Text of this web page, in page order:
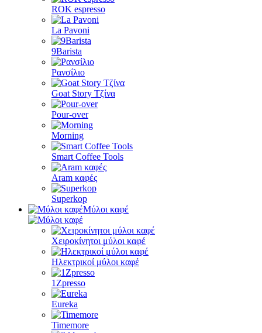
ROK espresso
La Pavoni
9Barista
Ρανσίλιο
Goat Story Τζίνα
Pour-over
Morning
Smart Coffee Tools
Aram καφές
Superkop
Μύλοι καφέ
Χειροκίνητοι μύλοι καφέ
Ηλεκτρικοί μύλοι καφέ
1Zpresso
Eureka
Timemore